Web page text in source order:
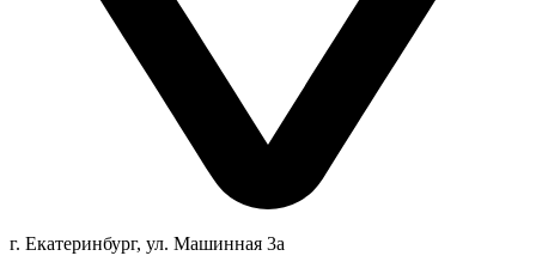
г. Екатеринбург, ул. Машинная 3а